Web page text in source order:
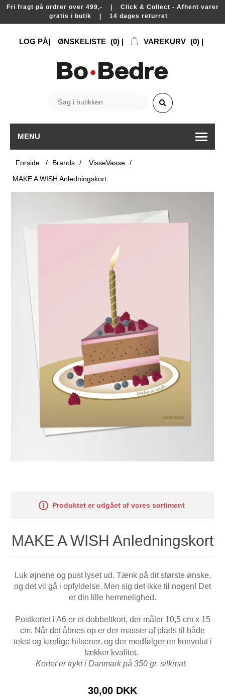
Fri fragt på ordrer over 499,- | Click & Collect - Afhent varer
gratis i butik | 14 dages returret
LOG PÅ ØNSKELISTE (0) VAREKURV (0)
MENU
Forside / Brands / VisseVasse /
MAKE A WISH Anledningskort
Produktet er udgået af vores sortiment
MAKE A WISH Anledningskort
Luk øjnene og pust lyset ud. Tænk på dit største ønske,
og det vil gå i opfyldelse. Men sig det ikke til nogen! Det
er din lille hemmelighed.
Postkortet i A6 er et dobbeltkort, der måler 10,5 cm x 15
cm. Når det åbnes op er der masser af plads til både
tekst og kærlige hilsener, og der medfølger en konvolut i
lækker kvalitet.
Kortet er trykt i Danmark på 350 gr. silkmat.
30,00 DKK